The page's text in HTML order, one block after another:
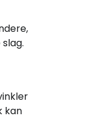
kan